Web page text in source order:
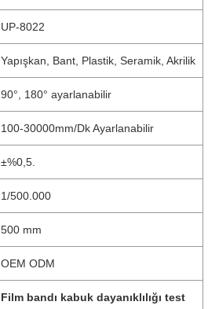
UP-8022
Yapışkan, Bant, Plastik, Seramik, Akrilik
90°, 180° ayarlanabilir
100-30000mm/Dk Ayarlanabilir
±%0,5.
1/500.000
500 mm
OEM ODM
Film bandı kabuk dayanıklılığı test